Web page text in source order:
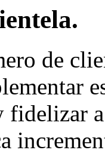
de
fidelizar